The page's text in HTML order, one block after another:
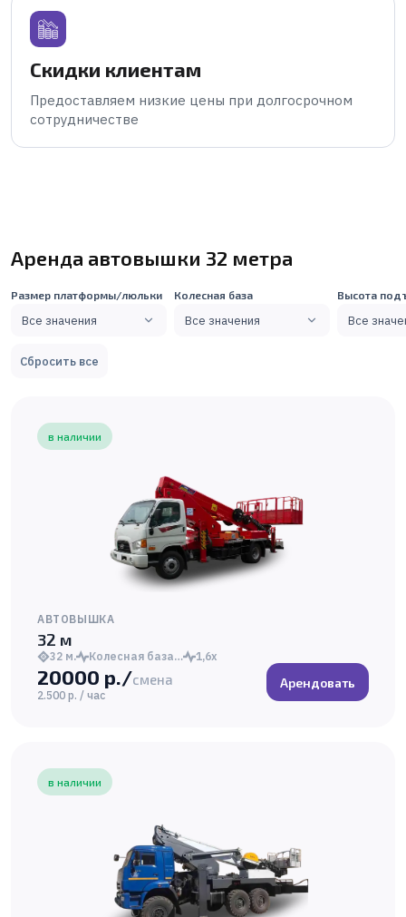
Скидки клиентам
Предоставляем низкие цены при долгосрочном
сотрудничестве
Аренда автовышки 32 метра
Размер платформы/люльки
Все значения
Колесная база
Все значения
Высота
Все
Сбросить все
в наличии
АВТОВЫШКА
32 м
32 м. Колесная база… 1,6х
20000 р./смена
2.500 р. / час
Арендовать
в наличии